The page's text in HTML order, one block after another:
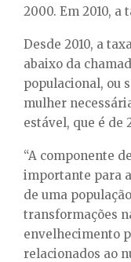
2000. Em 2010, a
Desde 2010, a
abaixo da
populacional, ou
mulher
estável, que é de
“A componente
importante para
de uma
transformações
envelhecimento
relacionados ao